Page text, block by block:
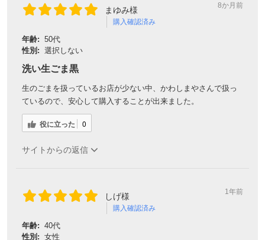
まゆみ様
購入確認済み
8か月前
年齢: 50代
性別: 選択しない
洗い生ごま黒
生のごまを扱っているお店が少ない中、かわしまやさんで扱っ
ているので、安心して購入することが出来ました。
役に立った 0
サイトからの返信
しげ様
購入確認済み
1年前
年齢: 40代
性別: 女性